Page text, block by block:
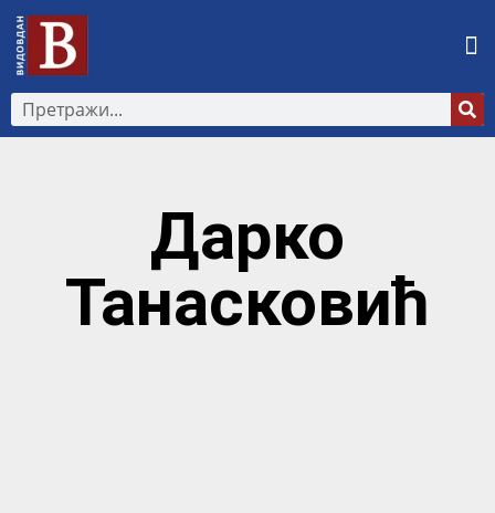
Дарко
Танасковић